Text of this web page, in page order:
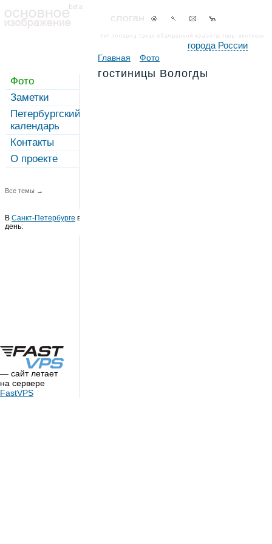
города России
Фото
Заметки
Петербургский
календарь
Контакты
О проекте
Все темы →
В Санкт-Петербурге в этот
день:
— сайт летает
на сервере
FastVPS
Главная Фото
гостиницы Вологды